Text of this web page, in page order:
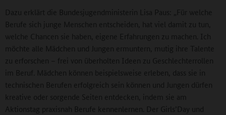
Dazu erklärt die Bundesjugendministerin Lisa Paus: „Für welche
Berufe sich junge Menschen entscheiden, hat viel damit zu tun,
welche Chancen sie haben, eigene Erfahrungen zu machen. Ich
möchte alle Mädchen und Jungen ermuntern, mutig ihre Talente
zu erforschen – frei von überholten Ideen zu Geschlechterrollen
im Beruf. Mädchen können beispielsweise erleben, dass sie in
technischen Berufen erfolgreich sein können und Jungen dürfen
kreative oder sorgende Seiten entdecken, indem sie am
Aktionstag praxisnah Berufe kennenlernen. Der Girls’Day und